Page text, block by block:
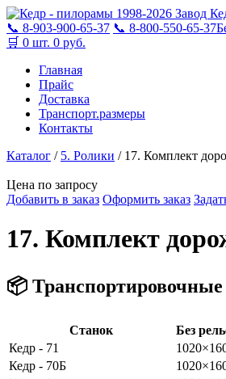
1998-2026 Завод
📞 8-903-900-65-37 📞 8-800-550-65-37
🛒 0 шт. 0 руб.
Главная
Прайс
Доставка
Транспорт.размеры
Контакты
Каталог / 5. Ролики / 17. Комплект
Цена по запросу
Добавить в заказ Оформить заказ
17. Комплект
📦
Станок Без
Кедр - 71
Кедр - 70Б